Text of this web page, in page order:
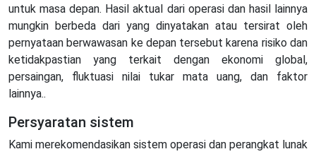
untuk masa depan. Hasil aktual dari operasi dan hasil lainnya
mungkin berbeda dari yang dinyatakan atau tersirat oleh
pernyataan berwawasan ke depan tersebut karena risiko dan
ketidakpastian yang terkait dengan ekonomi global,
persaingan, fluktuasi nilai tukar mata uang, dan faktor
lainnya..
Persyaratan sistem
Kami merekomendasikan sistem operasi dan perangkat lunak